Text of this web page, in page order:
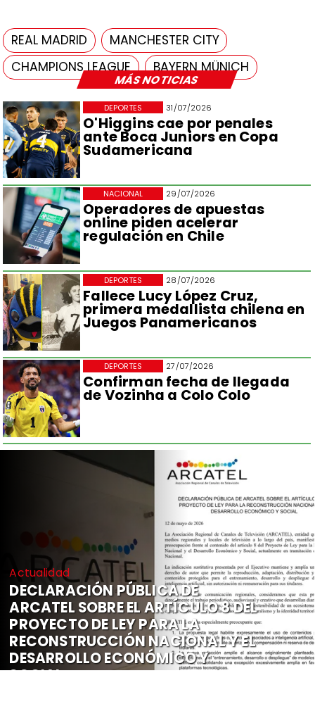
MÁS NOTICIAS
31/07/2026
O'Higgins cae por penales
ante Boca Juniors en Copa
Sudamericana
DEPORTES
29/07/2026
Operadores de apuestas
online piden acelerar
regulación en Chile
NACIONAL
28/07/2026
Fallece Lucy López Cruz,
primera medallista chilena en
Juegos Panamericanos
DEPORTES
27/07/2026
Confirman fecha de llegada
de Vozinha a Colo Colo
DEPORTES
REAL MADRID
MANCHESTER CITY
CHAMPIONS LEAGUE
BAYERN MÜNICH
Actualidad
DECLARACIÓN PÚBLICA DE
ARCATEL SOBRE EL ARTÍCULO 8 DEL
PROYECTO DE LEY PARA LA
RECONSTRUCCIÓN NACIONAL Y EL
DESARROLLO ECONÓMICO Y
SOCIAL